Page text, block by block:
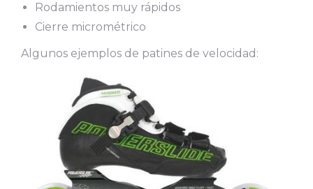
Rodamientos muy rápidos
Cierre micrométrico
Algunos ejemplos de patines de velocidad: